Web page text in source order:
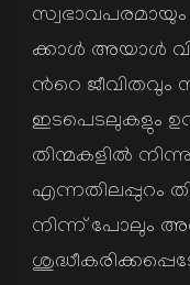
ക്കാള്‍ അയാള്‍
ന്‍റെ ജീവിതവും
ഇടപെടലുകളും
തിന്മകളില്‍
എന്നതിലപ്പുറം
നിന്ന് പോലും